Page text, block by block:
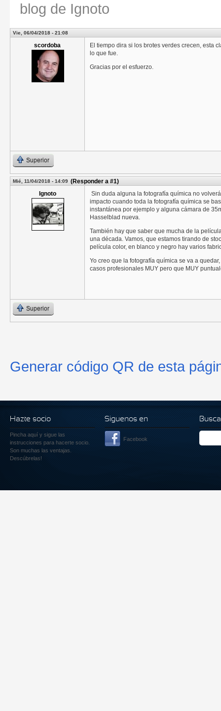
blog de Ignoto
Vie, 06/04/2018 - 21:08
scordoba
El tiempo dira si los brotes verdes crecen, esta
lo que fue.
Gracias por el esfuerzo.
Superior
Mié, 11/04/2018 - 14:09 (Responder a #1)
Ignoto
Sin duda alguna la fotografía química no
impacto cuando toda la fotografía química se
instantánea por ejemplo y alguna cámara de
Hasselblad nueva.
También hay que saber que mucha de la
una década. Vamos, que estamos tirando de
película color, en blanco y negro hay varios
Yo creo que la fotografía química se va a
casos profesionales MUY pero que MUY
Superior
Generar código QR de esta
Hazte socio
Pincha aquí y sigue las
instrucciones para hacerte socio.
Son muchas las ventajas.
Descúbrelas!
Siguenos en
Facebook